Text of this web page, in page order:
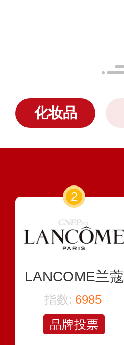
化妆品
2
LANCOME兰蔻
指数: 6985
品牌投票